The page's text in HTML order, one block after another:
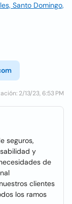
Santo Domingo,
2/13/23, 6:53 PM
seguros,
y
de
clientes
los ramos